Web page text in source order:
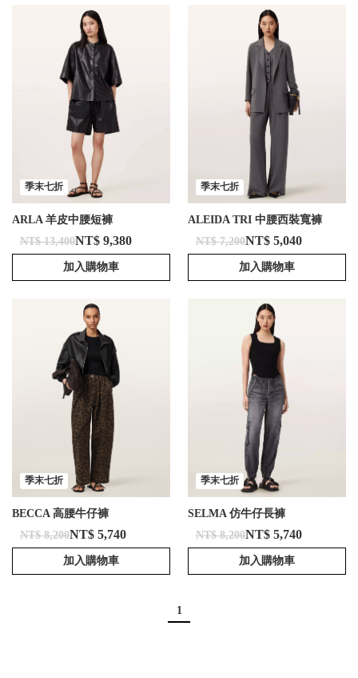
季末七折
ARLA 羊皮中腰短褲
NT$ 13,400NT$ 9,380
加入購物車
季末七折
ALEIDA TRI 中腰西裝寬褲
NT$ 7,200NT$ 5,040
加入購物車
季末七折
BECCA 高腰牛仔褲
NT$ 8,200NT$ 5,740
加入購物車
季末七折
SELMA 仿牛仔長褲
NT$ 8,200NT$ 5,740
加入購物車
1